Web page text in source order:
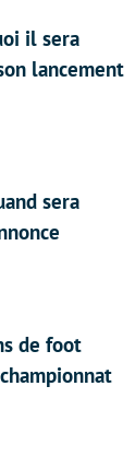
il sera
lancement
sera
de foot